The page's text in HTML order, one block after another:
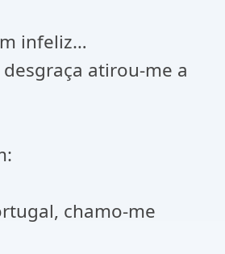
infeliz…
atirou-me a
chamo-me